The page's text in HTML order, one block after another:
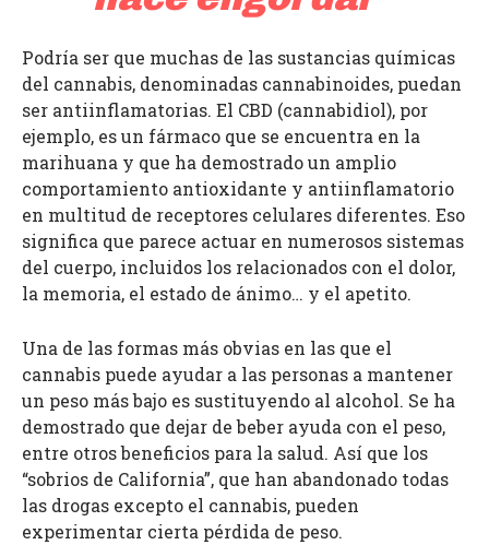
Podría ser que muchas de las sustancias químicas
del cannabis, denominadas cannabinoides, puedan
ser antiinflamatorias. El CBD (cannabidiol), por
ejemplo, es un fármaco que se encuentra en la
marihuana y que ha demostrado un amplio
comportamiento antioxidante y antiinflamatorio
en multitud de receptores celulares diferentes. Eso
significa que parece actuar en numerosos sistemas
del cuerpo, incluidos los relacionados con el dolor,
la memoria, el estado de ánimo… y el apetito.
Una de las formas más obvias en las que el
cannabis puede ayudar a las personas a mantener
un peso más bajo es sustituyendo al alcohol. Se ha
demostrado que dejar de beber ayuda con el peso,
entre otros beneficios para la salud. Así que los
“sobrios de California”, que han abandonado todas
las drogas excepto el cannabis, pueden
experimentar cierta pérdida de peso.